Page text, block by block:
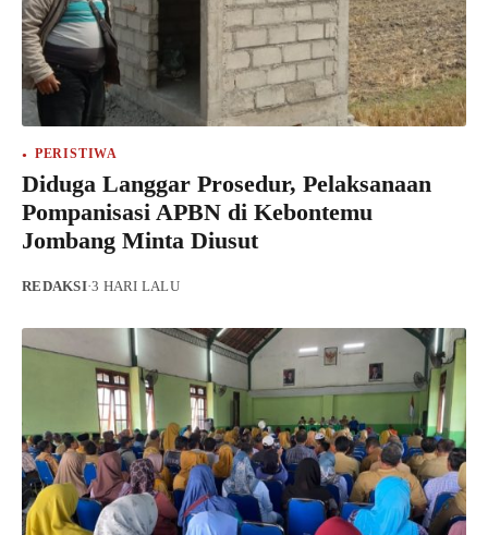
PERISTIWA
Diduga Langgar Prosedur, Pelaksanaan
Pompanisasi APBN di Kebontemu
Jombang Minta Diusut
REDAKSI·3 HARI LALU